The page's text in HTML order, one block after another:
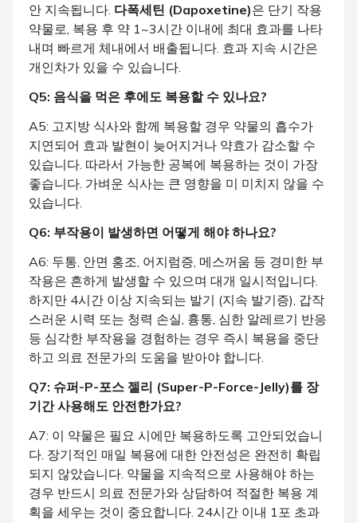
안 지속됩니다. 다폭세틴 (Dapoxetine)은 단기 작용
약물로, 복용 후 약 1~3시간 이내에 최대 효과를 나타
내며 빠르게 체내에서 배출됩니다. 효과 지속 시간은
개인차가 있을 수 있습니다.
Q5: 음식을 먹은 후에도 복용할 수 있나요?
A5: 고지방 식사와 함께 복용할 경우 약물의 흡수가
지연되어 효과 발현이 늦어지거나 약효가 감소할 수
있습니다. 따라서 가능한 공복에 복용하는 것이 가장
좋습니다. 가벼운 식사는 큰 영향을 미 미치지 않을 수
있습니다.
Q6: 부작용이 발생하면 어떻게 해야 하나요?
A6: 두통, 안면 홍조, 어지럼증, 메스꺼움 등 경미한 부
작용은 흔하게 발생할 수 있으며 대개 일시적입니다.
하지만 4시간 이상 지속되는 발기 (지속 발기증), 갑작
스러운 시력 또는 청력 손실, 흉통, 심한 알레르기 반응
등 심각한 부작용을 경험하는 경우 즉시 복용을 중단
하고 의료 전문가의 도움을 받아야 합니다.
Q7: 슈퍼-P-포스 젤리 (Super-P-Force-Jelly)를 장
기간 사용해도 안전한가요?
A7: 이 약물은 필요 시에만 복용하도록 고안되었습니
다. 장기적인 매일 복용에 대한 안전성은 완전히 확립
되지 않았습니다. 약물을 지속적으로 사용해야 하는
경우 반드시 의료 전문가와 상담하여 적절한 복용 계
획을 세우는 것이 중요합니다. 24시간 이내 1포 초과